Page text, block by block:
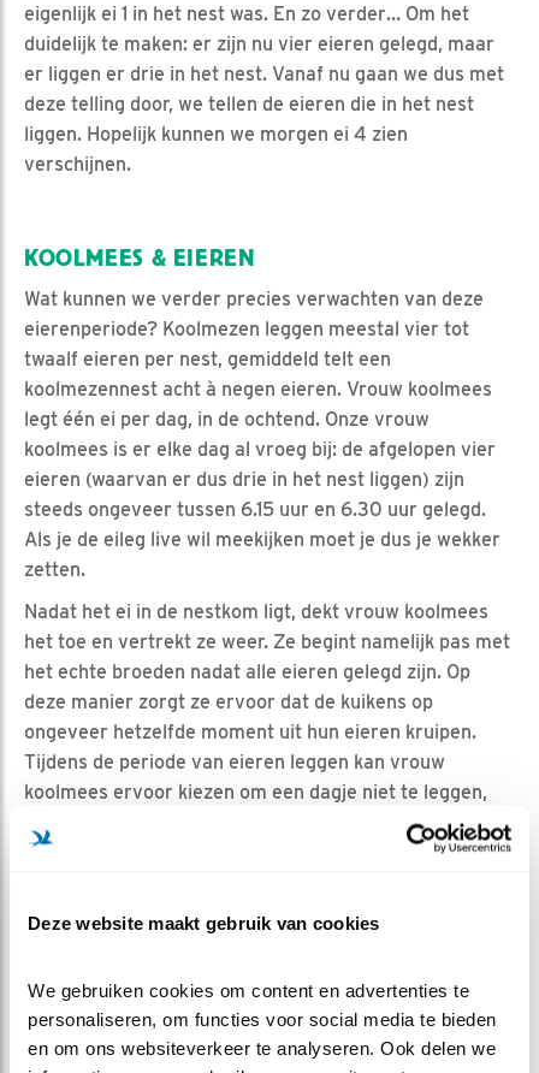
Deze website maakt gebruik van cookies
We gebruiken cookies om content en advertenties te
personaliseren, om functies voor social media te bieden
en om ons websiteverkeer te analyseren. Ook delen we
eigenlijk ei 1 in het nest was. En zo verder… Om het
duidelijk te maken: er zijn nu vier eieren gelegd, maar
er liggen er drie in het nest. Vanaf nu gaan we dus met
deze telling door, we tellen de eieren die in het nest
liggen. Hopelijk kunnen we morgen ei 4 zien
verschijnen.
KOOLMEES & EIEREN
Wat kunnen we verder precies verwachten van deze
eierenperiode? Koolmezen leggen meestal vier tot
twaalf eieren per nest, gemiddeld telt een
koolmezennest acht à negen eieren. Vrouw koolmees
legt één ei per dag, in de ochtend. Onze vrouw
koolmees is er elke dag al vroeg bij: de afgelopen vier
eieren (waarvan er dus drie in het nest liggen) zijn
steeds ongeveer tussen 6.15 uur en 6.30 uur gelegd.
Als je de eileg live wil meekijken moet je dus je wekker
zetten.
Nadat het ei in de nestkom ligt, dekt vrouw koolmees
het toe en vertrekt ze weer. Ze begint namelijk pas met
het echte broeden nadat alle eieren gelegd zijn. Op
deze manier zorgt ze ervoor dat de kuikens op
ongeveer hetzelfde moment uit hun eieren kruipen.
Tijdens de periode van eieren leggen kan vrouw
koolmees ervoor kiezen om een dagje niet te leggen,
bijvoorbeeld als de temperaturen opeens weer erg
dalen. Hoeveel eieren zullen er in dit nest komen te